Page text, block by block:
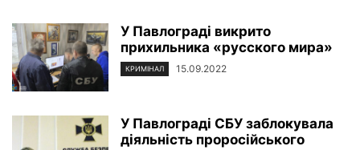
У Павлограді викрито
прихильника «русского мира»
КРИМІНАЛ 15.09.2022
У Павлограді СБУ заблокувала
діяльність проросійського